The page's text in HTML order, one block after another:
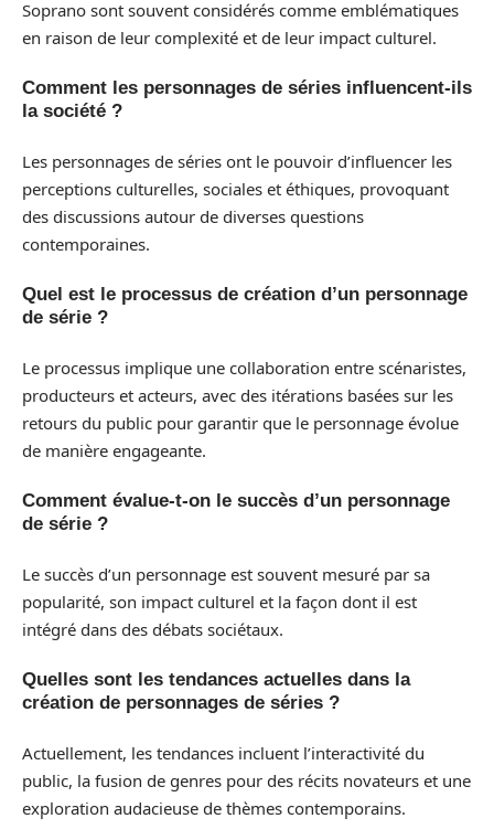
Soprano sont souvent considérés comme emblématiques
en raison de leur complexité et de leur impact culturel.
Comment les personnages de séries influencent-ils
la société ?
Les personnages de séries ont le pouvoir d’influencer les
perceptions culturelles, sociales et éthiques, provoquant
des discussions autour de diverses questions
contemporaines.
Quel est le processus de création d’un personnage
de série ?
Le processus implique une collaboration entre scénaristes,
producteurs et acteurs, avec des itérations basées sur les
retours du public pour garantir que le personnage évolue
de manière engageante.
Comment évalue-t-on le succès d’un personnage
de série ?
Le succès d’un personnage est souvent mesuré par sa
popularité, son impact culturel et la façon dont il est
intégré dans des débats sociétaux.
Quelles sont les tendances actuelles dans la
création de personnages de séries ?
Actuellement, les tendances incluent l’interactivité du
public, la fusion de genres pour des récits novateurs et une
exploration audacieuse de thèmes contemporains.